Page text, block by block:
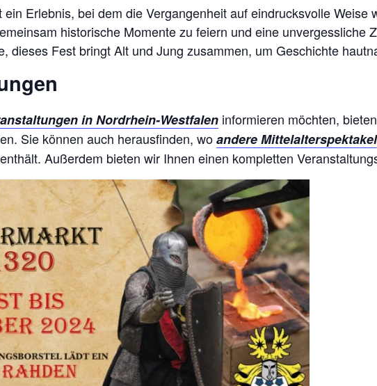
ein Erlebnis, bei dem die Vergangenheit auf eindrucksvolle
historische Momente zu feiern und eine unvergessliche
dieses Fest bringt Alt und Jung zusammen, um Geschichte
in Nordrhein-Westfalen informieren möchten,
Sie können auch herausfinden, woandere Mittelalterspektakel
Außerdem bieten wir Ihnen einen kompletten